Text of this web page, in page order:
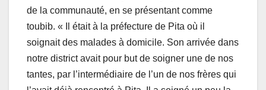
de la communauté, en se présentant comme
toubib. « Il était à la préfecture de Pita où il
soignait des malades à domicile. Son arrivée dans
notre district avait pour but de soigner une de nos
tantes, par l’intermédiaire de l’un de nos frères qui